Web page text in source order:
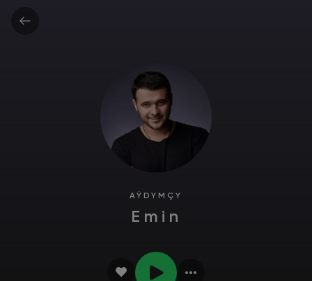
AÝDYMÇY
Emin